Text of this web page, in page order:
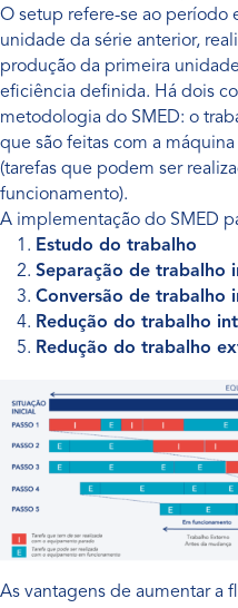
O setup refere-se ao período
unidade da série anterior,
produção da primeira
eficiência definida. Há dois
metodologia do SMED: o
que são feitas com a
(tarefas que podem ser
funcionamento).
A implementação do SMED
Estudo do trabalho
Separação de trabalho
Conversão de trabalho
Redução do trabalho
Redução do trabalho
As vantagens de aumentar a